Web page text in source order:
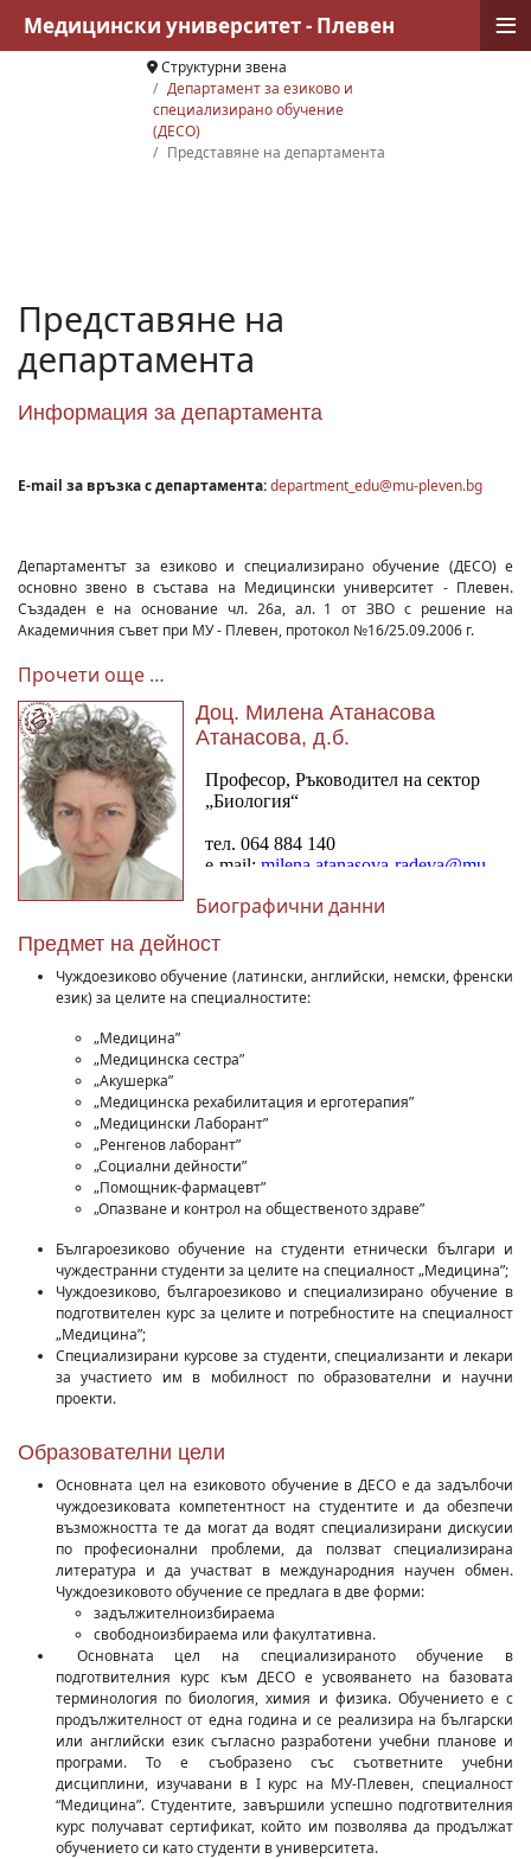
Структурни звена
Департамент за езиково и
специализирано обучение
(ДЕСО)
Представяне на департамента
Представяне на
департамента
Информация за департамента
E-mail за връзка с департамента:department_edu@mu-pleven.bg
Департаментът за езиково и специализирано обучение (ДЕСО) е
основно звено в състава на Медицински университет - Плевен.
Създаден е на основание чл. 26а, ал. 1 от ЗВО с решение на
Академичния съвет при МУ - Плевен, протокол №16/25.09.2006 г.
Прочети още …
Доц. Милена Атанасова
Атанасова, д.б.
Биографични данни
Предмет на дейност
Чуждоезиково обучение (латински, английски, немски, френски
език) за целите на специалностите:
„Медицина”
„Медицинска сестра”
„Акушерка”
„Медицинска рехабилитация и ерготерапия”
„Медицински Лаборант”
„Ренгенов лаборант”
„Социални дейности”
„Помощник-фармацевт”
„Опазване и контрол на общественото здраве”
Българоезиково обучение на студенти етнически българи и
чуждестранни студенти за целите на специалност „Медицина”;
Чуждоезиково, българоезиково и специализирано обучение в
подготвителен курс за целите и потребностите на специалност
„Медицина”;
Специализирани курсове за студенти, специализанти и лекари
за участието им в мобилност по образователни и научни
проекти.
Образователни цели
Основната цел на езиковото обучение в ДЕСО е да задълбочи
чуждоезиковата компетентност на студентите и да обезпечи
възможността те да могат да водят специализирани дискусии
по професионални проблеми, да ползват специализирана
литература и да участват в международния научен обмен.
Чуждоезиковото обучение се предлага в две форми:
задължителноизбираема
свободноизбираема или факултативна.
Основната цел на специализираното обучение в
подготвителния курс към ДЕСО е усвояването на базовата
терминология по биология, химия и физика. Обучението е с
продължителност от една година и се реализира на български
или английски език съгласно разработени учебни планове и
програми. То е съобразено със съответните учебни
дисциплини, изучавани в І курс на МУ-Плевен, специалност
“Медицина”. Студентите, завършили успешно подготвителния
курс получават сертификат, който им позволява да продължат
обучението си като студенти в университета.
Медицински университет - Плевен ≡